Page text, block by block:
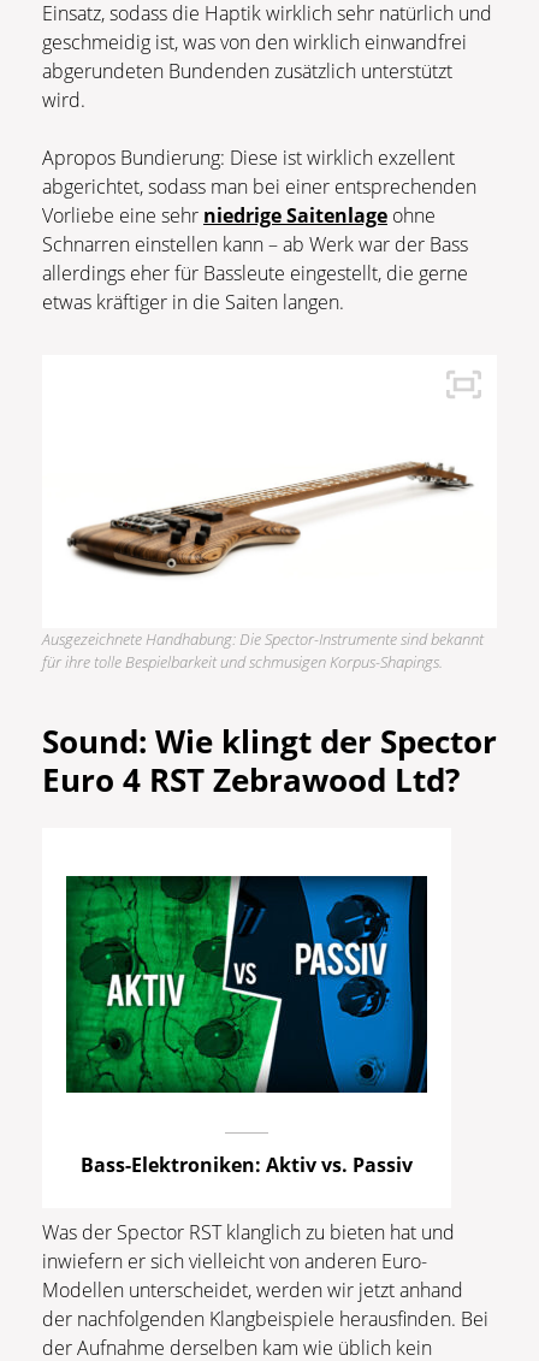
Einsatz, sodass die Haptik wirklich sehr natürlich und
geschmeidig ist, was von den wirklich einwandfrei
abgerundeten Bundenden zusätzlich unterstützt
wird.
Apropos Bundierung: Diese ist wirklich exzellent
abgerichtet, sodass man bei einer entsprechenden
Vorliebe eine sehr niedrige Saitenlage ohne
Schnarren einstellen kann – ab Werk war der Bass
allerdings eher für Bassleute eingestellt, die gerne
etwas kräftiger in die Saiten langen.
Ausgezeichnete Handhabung: Die Spector-Instrumente sind bekannt
für ihre tolle Bespielbarkeit und schmusigen Korpus-Shapings.
Sound: Wie klingt der Spector
Euro 4 RST Zebrawood Ltd?
Bass-Elektroniken: Aktiv vs. Passiv
Was der Spector RST klanglich zu bieten hat und
inwiefern er sich vielleicht von anderen Euro-
Modellen unterscheidet, werden wir jetzt anhand
der nachfolgenden Klangbeispiele herausfinden. Bei
der Aufnahme derselben kam wie üblich kein